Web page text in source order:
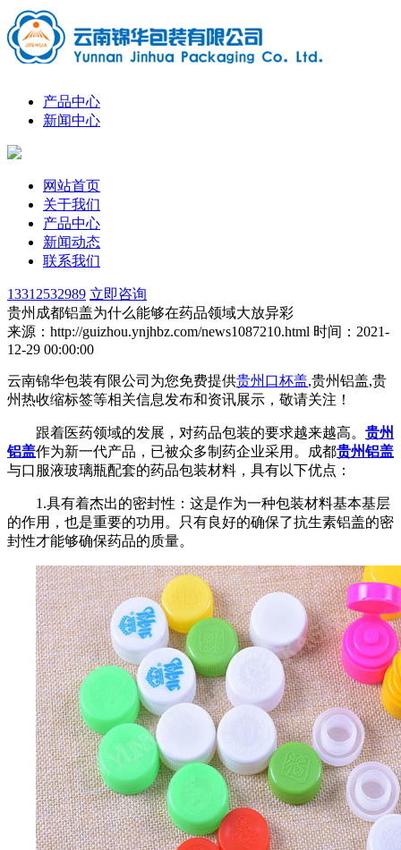
产品中心
新闻中心
网站首页
关于我们
产品中心
新闻动态
联系我们
13312532989 立即咨询
贵州成都铝盖为什么能够在药品领域大放异彩
来源：http://guizhou.ynjhbz.com/news1087210.html 时间：2021-
12-29 00:00:00
云南锦华包装有限公司为您免费提供贵州口杯盖,贵州铝盖,贵
州热收缩标签等相关信息发布和资讯展示，敬请关注！
跟着医药领域的发展，对药品包装的要求越来越高。 贵州
铝盖作为新一代产品，已被众多制药企业采用。成都贵州铝盖
与口服液玻璃瓶配套的药品包装材料，具有以下优点：
1.具有着杰出的密封性：这是作为一种包装材料基本基层
的作用，也是重要的功用。只有良好的确保了抗生素铝盖的密
封性才能够确保药品的质量。